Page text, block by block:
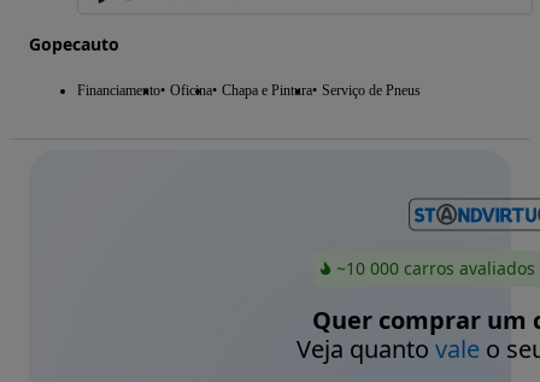
Gopecauto
Financiamento Oficina Chapa e Pintura Serviço de Pneus
~10 000 carros
Quer comprar um
Veja quanto valeo